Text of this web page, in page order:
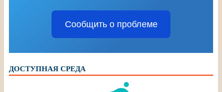
Сообщить о проблеме
ДОСТУПНАЯ СРЕДА